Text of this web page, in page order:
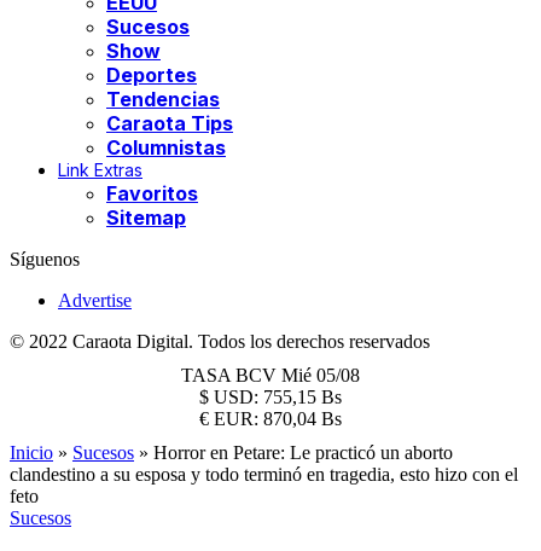
Sucesos
Show
Deportes
Tendencias
Caraota Tips
Columnistas
Link Extras
Favoritos
Sitemap
Síguenos
Advertise
© 2022 Caraota Digital. Todos los derechos reservados
TASA BCV Mié 05/08
$ USD: 755,15 Bs
€ EUR: 870,04 Bs
Inicio » Sucesos » Horror en Petare: Le practicó un aborto
clandestino a su esposa y todo terminó en tragedia, esto hizo con el
feto
Sucesos